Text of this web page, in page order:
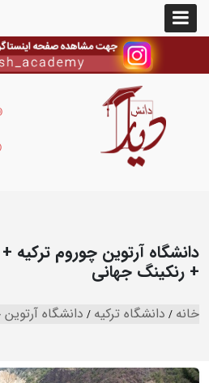
دانشگاه آرتوین چوروم
+ رنکینگ جهانی
خانه دانشگاه ترکیه دانشگاه